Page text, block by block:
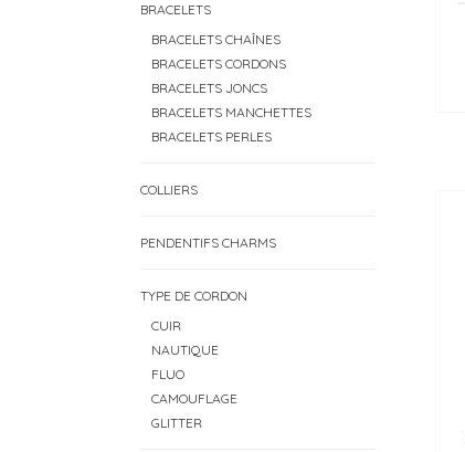
BRACELETS
BRACELETS CHAÎNES
BRACELETS CORDONS
BRACELETS JONCS
BRACELETS MANCHETTES
BRACELETS PERLES
COLLIERS
PENDENTIFS CHARMS
TYPE DE CORDON
CUIR
NAUTIQUE
FLUO
CAMOUFLAGE
GLITTER